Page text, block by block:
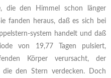
die den Himmel schon länger
fanden heraus, daß es sich bei
system handelt und daß
von 19,77 Tagen pulsiert,
Körper verursacht, der
die den Stern verdecken. Doch